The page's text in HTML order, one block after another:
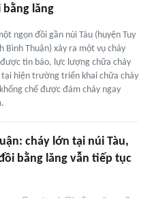
lăng
ngọn đồi gần núi Tàu (huyện Tuy
Bình Thuận) xảy ra một vụ cháy
tin báo, lực lượng chữa cháy
hiện trường triển khai chữa cháy
chế được đám cháy ngay
cháy lớn tại núi Tàu,
bằng lăng vẫn tiếp tục